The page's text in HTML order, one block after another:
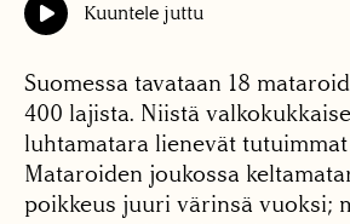
Kuuntele juttu
Suomessa tavataan 18
400 lajista. Niistä
luhtamatara lienevät
Mataroiden joukossa
poikkeus juuri värinsä vuoksi;